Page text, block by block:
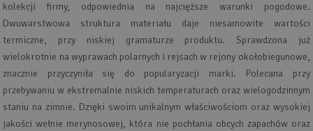
kolekcji firmy, odpowiednia na najcięższe warunki pogodowe.
Dwuwarstwowa struktura materiału daje niesamowite wartości
termiczne, przy niskiej gramaturze produktu. Sprawdzona już
wielokrotnie na wyprawach polarnych i rejsach w rejony okołobiegunowe,
znacznie przyczyniła się do popularyzacji marki. Polecana przy
przebywaniu w ekstremalnie niskich temperaturach oraz wielogodzinnym
staniu na zimnie. Dzięki swoim unikalnym właściwościom oraz wysokiej
jakości wełnie merynosowej, która nie pochłania obcych zapachów oraz